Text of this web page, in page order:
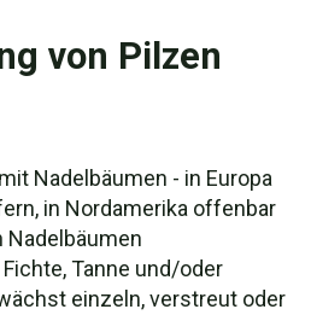
von Pilzen
Nadelbäumen - in Europa
in Nordamerika offenbar
Nadelbäumen
Tanne und/oder
einzeln, verstreut oder